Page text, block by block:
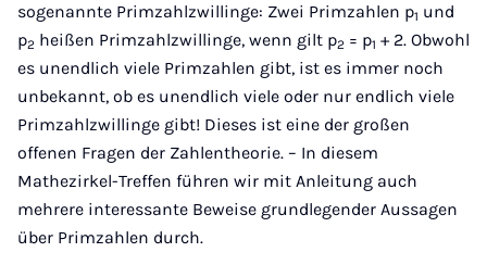
sogenannte Primzahlzwillinge: Zwei Primzahlen p1 und
p2 heißen Primzahlzwillinge, wenn gilt p2 = p1 + 2. Obwohl
es unendlich viele Primzahlen gibt, ist es immer noch
unbekannt, ob es unendlich viele oder nur endlich viele
Primzahlzwillinge gibt! Dieses ist eine der großen
offenen Fragen der Zahlentheorie. – In diesem
Mathezirkel-Treffen führen wir mit Anleitung auch
mehrere interessante Beweise grundlegender Aussagen
über Primzahlen durch.